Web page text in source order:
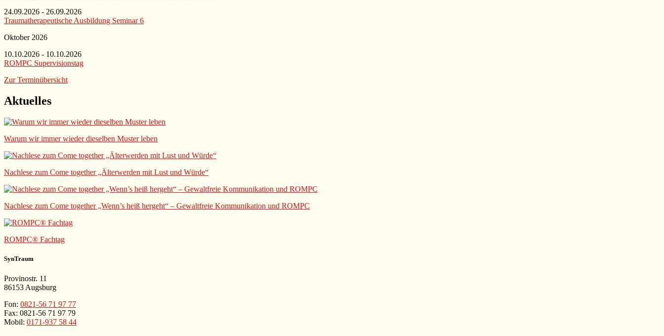
24.09.2026 - 26.09.2026
Traumatherapeutische Ausbildung Seminar 6
Oktober 2026
10.10.2026 - 10.10.2026
ROMPC Supervisionstag
Zur Terminübersicht
Aktuelles
Warum wir immer wieder dieselben Muster leben
Nachlese zum Come together „Älterwerden mit Lust und Würde“
Nachlese zum Come together „Wenn’s heiß hergeht“ – Gewaltfreie Kommunikation und ROMPC
ROMPC® Fachtag
SynTraum
Provinostr. 11
86153 Augsburg
Fon: 0821-56 71 97 77
Fax: 0821-56 71 97 79
Mobil: 0171-937 58 44